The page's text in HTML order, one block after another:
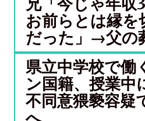
お前らとは縁を
だった」→父の
県立中学校で働
ン国籍、授業中
不同意猥褻容疑